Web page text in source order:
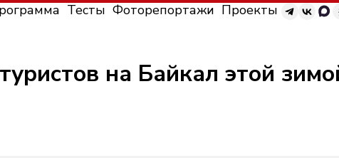
Тесты Фоторепортажи Проекты
на Байкал этой